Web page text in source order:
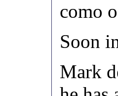
como
Soon
Mark